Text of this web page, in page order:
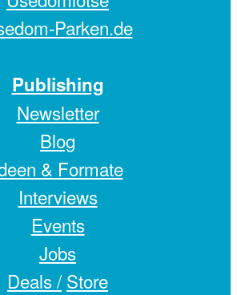
Parken.de
Publishing
Newsletter
Blog
& Formate
Interviews
Events
Jobs
Deals / Store